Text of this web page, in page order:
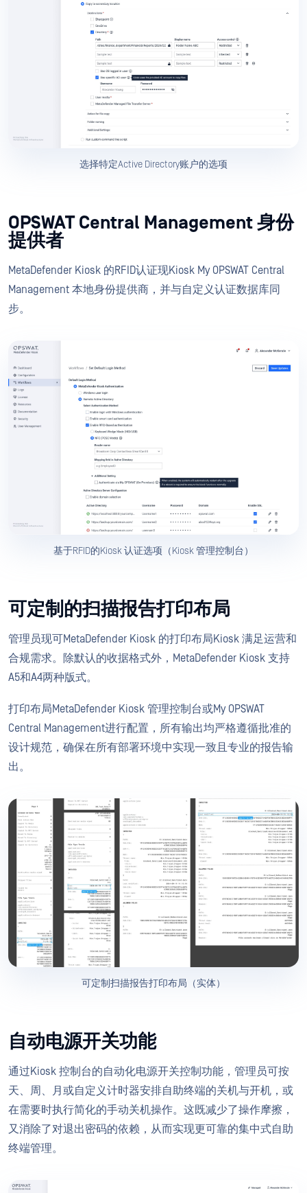
选择特定Active Directory账户的选项
OPSWAT Central Management 身份
提供者
MetaDefender Kiosk 的RFID认证现Kiosk My OPSWAT Central
Management 本地身份提供商，并与自定义认证数据库同
步。
基于RFID的Kiosk 认证选项（Kiosk 管理控制台）
可定制的扫描报告打印布局
管理员现可MetaDefender Kiosk 的打印布局Kiosk 满足运营和
合规需求。除默认的收据格式外，MetaDefender Kiosk 支持
A5和A4两种版式。
打印布局MetaDefender Kiosk 管理控制台或My OPSWAT
Central Management进行配置，所有输出均严格遵循批准的
设计规范，确保在所有部署环境中实现一致且专业的报告输
出。
可定制扫描报告打印布局（实体）
自动电源开关功能
通过Kiosk 控制台的自动化电源开关控制功能，管理员可按
天、周、月或自定义计时器安排自助终端的关机与开机，或
在需要时执行简化的手动关机操作。这既减少了操作摩擦，
又消除了对退出密码的依赖，从而实现更可靠的集中式自助
终端管理。